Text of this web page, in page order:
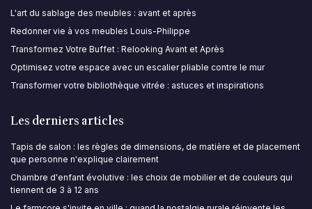
L'art du sablage des meubles : avant et après
Redonner vie à vos meubles Louis-Philippe
Transformez Votre Buffet : Relooking Avant et Après
Optimisez votre espace avec un escalier pliable contre le mur
Transformer votre bibliothèque vitrée : astuces et inspirations
Les derniers articles
Tapis de salon : les règles de dimensions, de matière et de placement
que personne n'explique clairement
Chambre d'enfant évolutive : les choix de mobilier et de couleurs qui
tiennent de 3 à 12 ans